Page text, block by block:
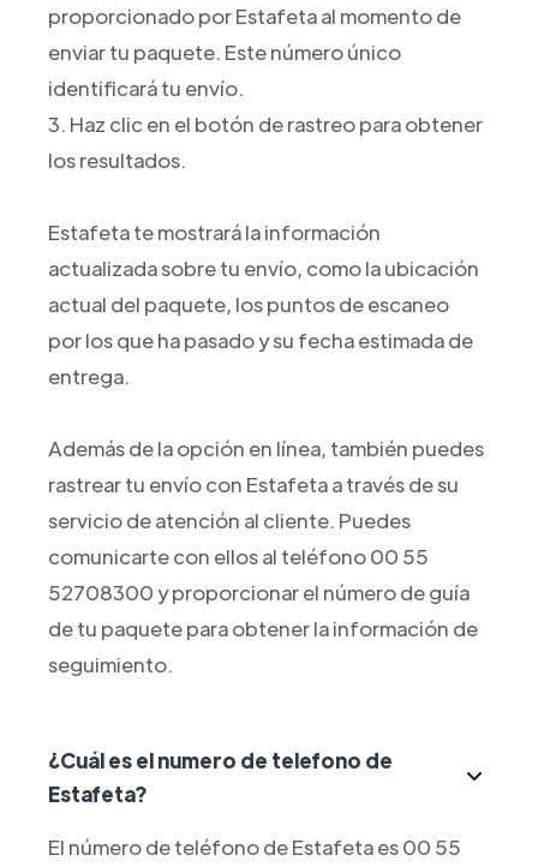
proporcionado por Estafeta al momento de
enviar tu paquete. Este número único
identificará tu envío.
3. Haz clic en el botón de rastreo para obtener
los resultados.
Estafeta te mostrará la información
actualizada sobre tu envío, como la ubicación
actual del paquete, los puntos de escaneo
por los que ha pasado y su fecha estimada de
entrega.
Además de la opción en línea, también puedes
rastrear tu envío con Estafeta a través de su
servicio de atención al cliente. Puedes
comunicarte con ellos al teléfono 00 55
52708300 y proporcionar el número de guía
de tu paquete para obtener la información de
seguimiento.
¿Cuál es el numero de telefono de
Estafeta?
El número de teléfono de Estafeta es 00 55